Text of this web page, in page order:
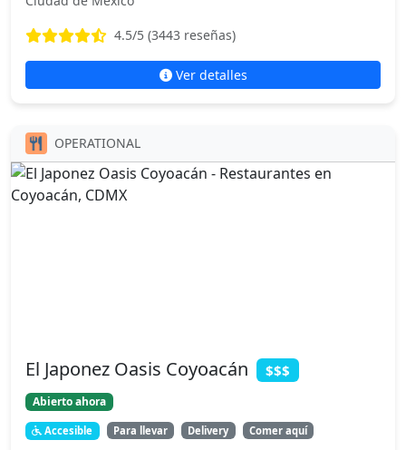
4.5/5 (3443 reseñas)
Ver detalles
OPERATIONAL
El Japonez Oasis Coyoacán $$$
Abierto ahora
Accesible Para llevar Delivery Comer aquí